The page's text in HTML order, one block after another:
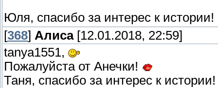
Юля, спасибо за интерес к истории!
[368] Алиса[12.01.2018, 22:59]
tanya1551,
Пожалуйста от Анечки!
Таня, спасибо за интерес к